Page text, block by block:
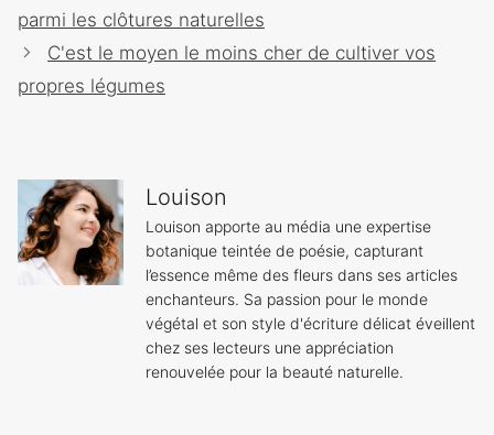
parmi les clôtures naturelles
C'est le moyen le moins cher de cultiver vos
propres légumes
Louison
Louison apporte au média une expertise
botanique teintée de poésie, capturant
l’essence même des fleurs dans ses articles
enchanteurs. Sa passion pour le monde
végétal et son style d'écriture délicat éveillent
chez ses lecteurs une appréciation
renouvelée pour la beauté naturelle.